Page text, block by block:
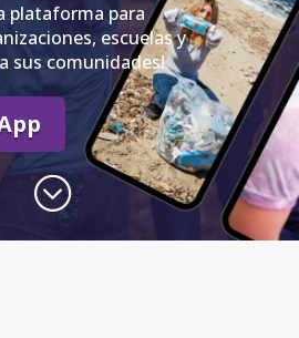
plataforma para
escuelas y
sus comunidades!
;